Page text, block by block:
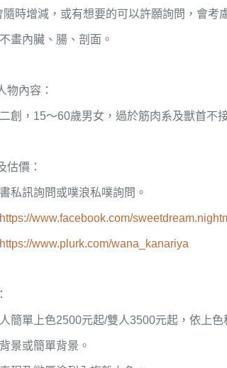
隨時增減，或有想要的可以許願詢問，會考
畫內臟、腸、剖面。
物內容：
創，15～60歲男女，過於筋肉系及獸首不
估價：
私訊詢問或噗浪私噗詢問。
https://www.facebook.com/
https://www.plurk.com/wana_kanariya
簡單上色2500元起/雙人3500元起，依上色
景或簡單背景。